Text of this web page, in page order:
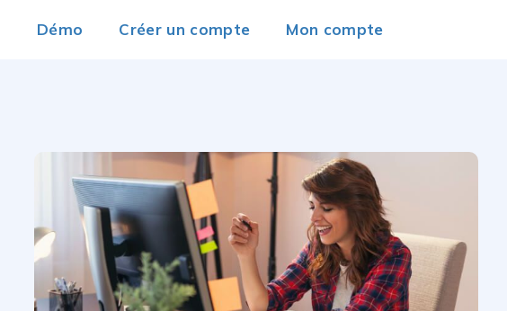
Démo Créer un compte Mon compte